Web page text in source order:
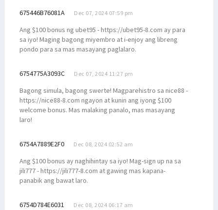
675446B76081A Dec 07, 2024 07:59 pm
Ang $100 bonus ng ubet95 - https://ubet95-8.com ay para
sa iyo! Maging bagong miyembro at i-enjoy ang libreng
pondo para sa mas masayang paglalaro.
6754775A3093C Dec 07, 2024 11:27 pm
Bagong simula, bagong swerte! Magparehistro sa nice88 -
https://nice88-8.com ngayon at kunin ang iyong $100
welcome bonus. Mas malaking panalo, mas masayang
laro!
6754A7889E2F0 Dec 08, 2024 02:52 am
Ang $100 bonus ay naghihintay sa iyo! Mag-sign up na sa
jili777 - https://jili777-8.com at gawing mas kapana-
panabik ang bawat laro.
6754D784E6031 Dec 08, 2024 06:17 am